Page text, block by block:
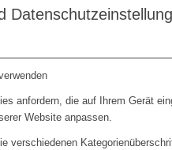
anfordern, die auf Ihrem Gerät
Website anpassen.
verschiedenen